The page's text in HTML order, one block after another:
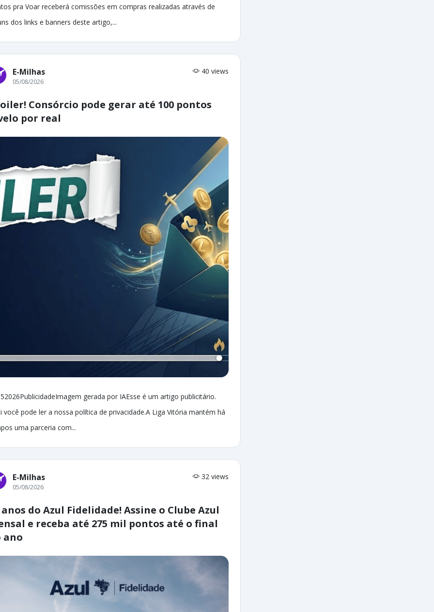
pra Voar receberá comissões em compras realizadas através de
dos links e banners deste artigo,...
E-Milhas 40 views
05/08/2026
Consórcio pode gerar até 100 pontos
por real
gerada por IAEsse é um artigo publicitário.
você pode ler a nossa política de privacidade.A Liga Vitória mantém há
uma parceria com...
E-Milhas 32 views
05/08/2026
anos do Azul Fidelidade! Assine o Clube Azul
e receba até 275 mil pontos até o final
ano